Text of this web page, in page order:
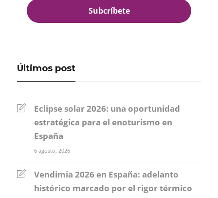
Últimos post
Eclipse solar 2026: una oportunidad
estratégica para el enoturismo en
España
6 agosto, 2026
Vendimia 2026 en España: adelanto
histórico marcado por el rigor térmico